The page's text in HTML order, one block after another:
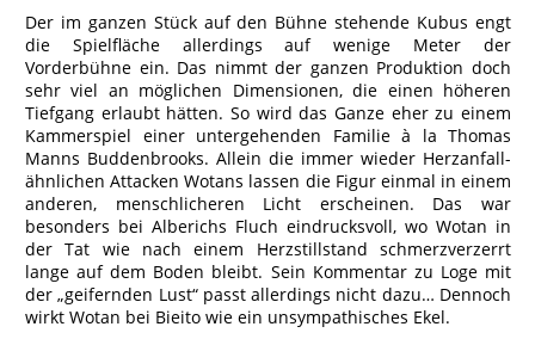
Der im ganzen Stück auf den Bühne stehende Kubus engt
die Spielfläche allerdings auf wenige Meter der
Vorderbühne ein. Das nimmt der ganzen Produktion doch
sehr viel an möglichen Dimensionen, die einen höheren
Tiefgang erlaubt hätten. So wird das Ganze eher zu einem
Kammerspiel einer untergehenden Familie à la Thomas
Manns Buddenbrooks. Allein die immer wieder Herzanfall-
ähnlichen Attacken Wotans lassen die Figur einmal in einem
anderen, menschlicheren Licht erscheinen. Das war
besonders bei Alberichs Fluch eindrucksvoll, wo Wotan in
der Tat wie nach einem Herzstillstand schmerzverzerrt
lange auf dem Boden bleibt. Sein Kommentar zu Loge mit
der „geifernden Lust“ passt allerdings nicht dazu… Dennoch
wirkt Wotan bei Bieito wie ein unsympathisches Ekel.